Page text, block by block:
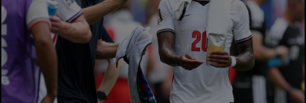
Liga 2
Cupa României
Echipa Națională
U21